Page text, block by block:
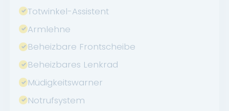
Totwinkel-Assistent
Armlehne
Beheizbare Frontscheibe
Beheizbares Lenkrad
Müdigkeitswarner
Notrufsystem